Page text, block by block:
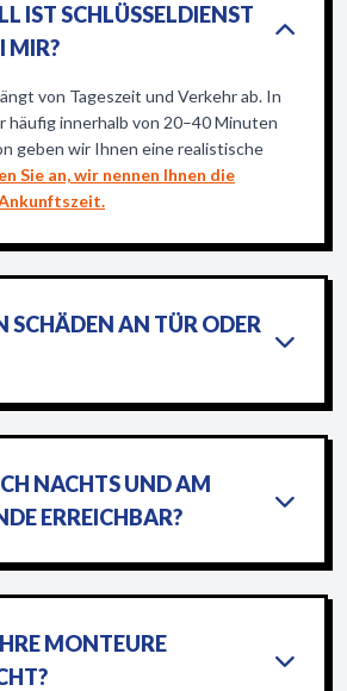
IST SCHLÜSSELDIENST
MIR?
von Tageszeit und Verkehr ab. In
häufig innerhalb von 20–40 Minuten
geben wir Ihnen eine realistische
Sie an, wir nennen Ihnen die
SCHÄDEN AN TÜR ODER
NACHTS UND AM
ERREICHBAR?
MONTEURE